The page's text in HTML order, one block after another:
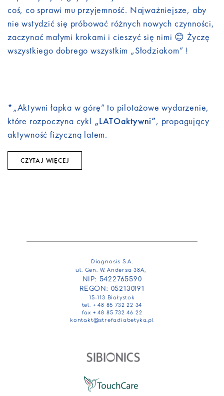
coś, co sprawi mu przyjemność. Najważniejsze, aby
nie wstydzić się próbować różnych nowych czynności,
zaczynać małymi krokami i cieszyć się nimi 😊 Życzę
wszystkiego dobrego wszystkim „Słodziakom” !
*„Aktywni łapka w górę” to pilotażowe wydarzenie,
które rozpoczyna cykl „LATOaktywni”, propagujący
aktywność fizyczną latem.
CZYTAJ WIĘCEJ
Diagnosis S.A.
ul. Gen. W. Andersa 38A,
NIP: 5422765590
REGON: 052130191
15-113 Białystok
tel. + 48 85 732 22 34
fax + 48 85 732 46 22
kontakt@strefadiabetyka.pl